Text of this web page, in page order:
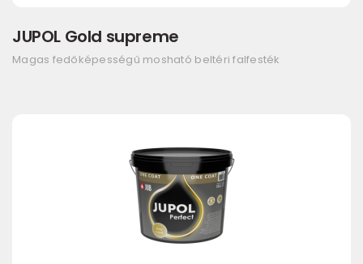
JUPOL Gold supreme
Magas fedőképességű mosható beltéri falfesték